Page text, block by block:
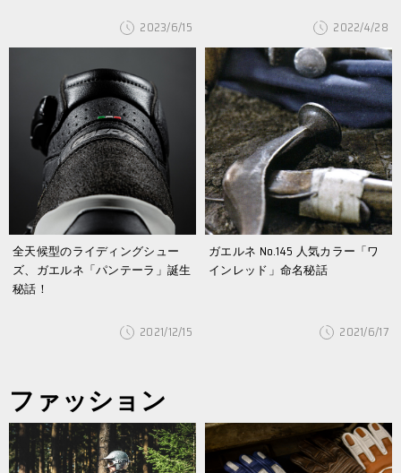
2023/6/15 2022/4/28
全天候型のライディングシュー
ズ、ガエルネ「パンテーラ」誕生
秘話！
2021/12/15
ガエルネ No.145 人気カラー「ワ
インレッド」命名秘話
2021/6/17
ファッション